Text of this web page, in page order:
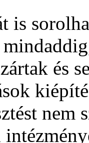
is
és
nem